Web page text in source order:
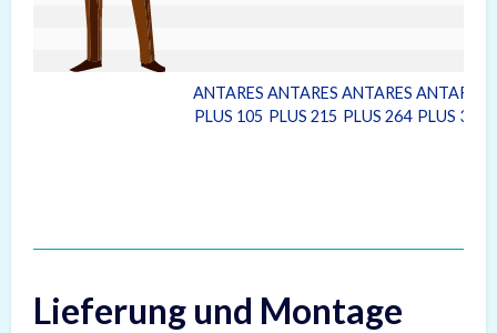
ANTARES
PLUS 105
ANTARES
PLUS 215
ANTARES
PLUS 264
ANTARES
PLUS 320
Lieferung und Montage